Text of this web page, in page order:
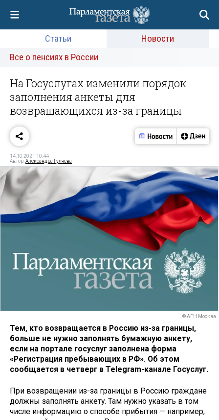
Статьи
Новости
Все о пенсиях в России
На Госуслугах изменили порядок
заполнения анкеты для
возвращающихся из-за границы
14.10.2021 10:44
Автор:Александра Гуляева
© АГН Москва
Тем, кто возвращается в Россию из-за границы,
больше не нужно заполнять бумажную анкету,
если на портале госуслуг заполнена форма
«Регистрация пребывающих в РФ». Об этом
сообщается в четверг в Telegram-канале Госуслуг.
При возвращении из-за границы в Россию граждане
должны заполнять анкету. Там нужно указать в том
числе информацию о способе прибытия — например,